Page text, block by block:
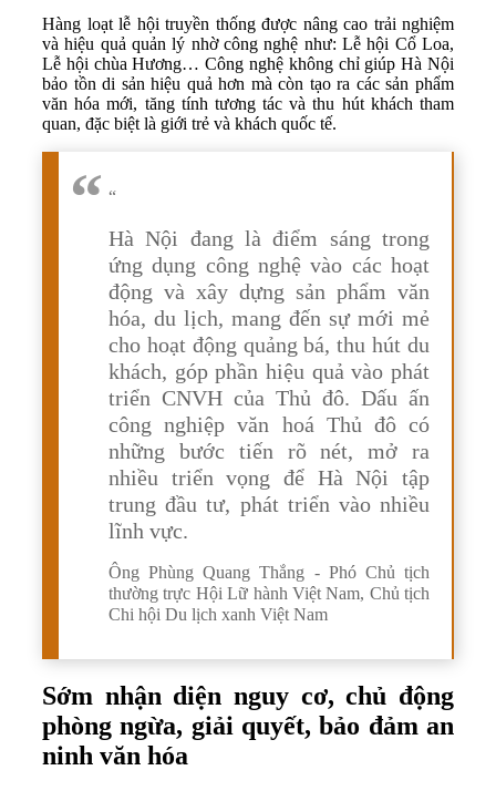
Hàng loạt lễ hội truyền thống được nâng cao trải nghiệm
và hiệu quả quản lý nhờ công nghệ như: Lễ hội Cổ Loa,
Lễ hội chùa Hương… Công nghệ không chỉ giúp Hà Nội
bảo tồn di sản hiệu quả hơn mà còn tạo ra các sản phẩm
văn hóa mới, tăng tính tương tác và thu hút khách tham
quan, đặc biệt là giới trẻ và khách quốc tế.
“
Hà Nội đang là điểm sáng trong
ứng dụng công nghệ vào các hoạt
động và xây dựng sản phẩm văn
hóa, du lịch, mang đến sự mới mẻ
cho hoạt động quảng bá, thu hút du
khách, góp phần hiệu quả vào phát
triển CNVH của Thủ đô. Dấu ấn
công nghiệp văn hoá Thủ đô có
những bước tiến rõ nét, mở ra
nhiều triển vọng để Hà Nội tập
trung đầu tư, phát triển vào nhiều
lĩnh vực.
Ông Phùng Quang Thắng - Phó Chủ tịch
thường trực Hội Lữ hành Việt Nam, Chủ tịch
Chi hội Du lịch xanh Việt Nam
Sớm nhận diện nguy cơ, chủ động
phòng ngừa, giải quyết, bảo đảm an
ninh văn hóa